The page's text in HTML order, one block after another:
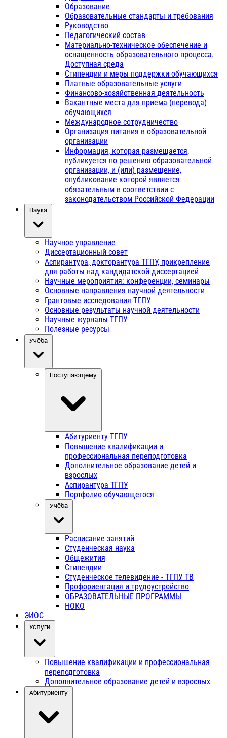
Образование
Образовательные стандарты и требования
Руководство
Педагогический состав
Материально-техническое обеспечение и
оснащенность образовательного процесса.
Доступная среда
Стипендии и меры поддержки обучающихся
Платные образовательные услуги
Финансово-хозяйственная деятельность
Вакантные места для приема (перевода)
обучающихся
Международное сотрудничество
Организация питания в образовательной
организации
Информация, которая размещается,
публикуется по решению образовательной
организации, и (или) размещение,
опубликование которой является
обязательным в соответствии с
законодательством Российской Федерации
Наука
Научное управление
Диссертационный совет
Аспирантура, докторантура ТГПУ, прикрепление
для работы над кандидатской диссертацией
Научные мероприятия: конференции, семинары
Основные направления научной деятельности
Грантовые исследования ТГПУ
Основные результаты научной деятельности
Научные журналы ТГПУ
Полезные ресурсы
Учёба
Поступающему
Абитуриенту ТГПУ
Повышение квалификации и
профессиональная переподготовка
Дополнительное образование детей и
взрослых
Аспирантура ТГПУ
Портфолио обучающегося
Учёба
Расписание занятий
Студенческая наука
Общежития
Стипендии
Студенческое телевидение - ТГПУ ТВ
Профориентация и трудоустройство
ОБРАЗОВАТЕЛЬНЫЕ ПРОГРАММЫ
НОКО
ЭИОС
Услуги
Повышение квалификации и профессиональная
переподготовка
Дополнительное образование детей и взрослых
Абитуриенту